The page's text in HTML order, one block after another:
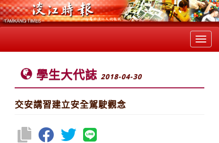
學生大代誌 2018-04-30
交安講習建立安全駕駛觀念